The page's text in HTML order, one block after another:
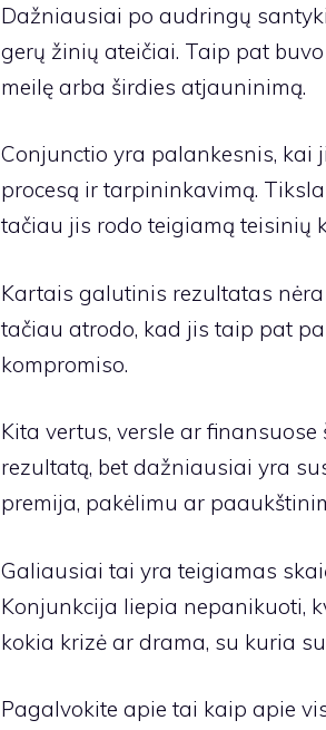
Dažniausiai po audringų
gerų žinių ateičiai. Taip pat
meilę arba širdies atjauninimą.
Conjunctio yra palankesnis, kai
procesą ir tarpininkavimą.
tačiau jis rodo teigiamą teisinių
Kartais galutinis rezultatas nėra
tačiau atrodo, kad jis taip pat
kompromiso.
Kita vertus, versle ar
rezultatą, bet dažniausiai yra
premija, pakėlimu ar
Galiausiai tai yra teigiamas
Konjunkcija liepia nepanikuoti,
kokia krizė ar drama, su kuria
Pagalvokite apie tai kaip apie